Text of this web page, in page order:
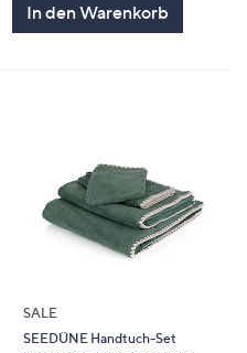
In den Warenkorb
SALE
SEEDÜNE Handtuch-Set